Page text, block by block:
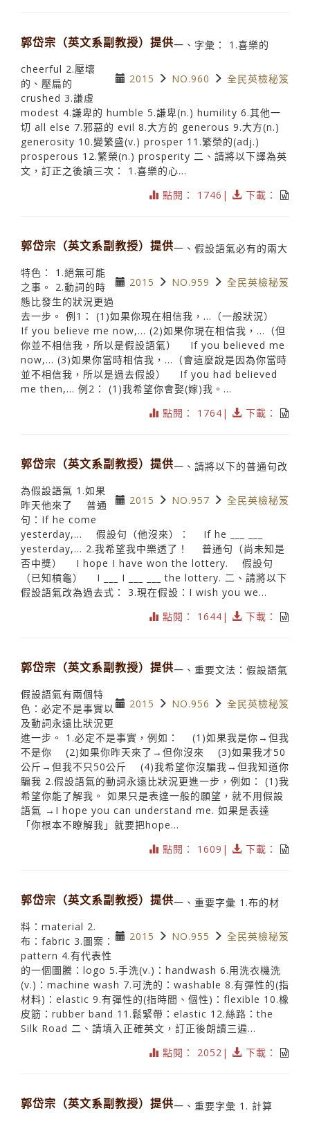
郭岱宗（英文系副教授）提供
2015 NO.960 全民英檢秘笈
一、字彙： 1.喜樂的
cheerful 2.壓壞
的、壓扁的
crushed 3.謙虛
modest 4.謙卑的 humble 5.謙卑(n.) humility 6.其他一
切 all else 7.邪惡的 evil 8.大方的 generous 9.大方(n.)
generosity 10.變繁盛(v.) prosper 11.繁榮的(adj.)
prosperous 12.繁榮(n.) prosperity 二、請將以下譯為英
文，訂正之後讀三次： 1.喜樂的心...
點閱： 1746|
下載：
郭岱宗（英文系副教授）提供
2015 NO.959 全民英檢秘笈
一、假設語氣必有的兩大
特色： 1.絕無可能
之事。 2.動詞的時
態比發生的狀況更過
去一步。 例1： (1)如果你現在相信我，…（一般狀況）
If you believe me now,… (2)如果你現在相信我，…（但
你並不相信我，所以是假設語氣） If you believed me
now,… (3)如果你當時相信我，…（會這麼說是因為你當時
並不相信我，所以是過去假設） If you had believed
me then,… 例2： (1)我希望你會娶(嫁)我。...
點閱： 1764|
下載：
郭岱宗（英文系副教授）提供
2015 NO.957 全民英檢秘笈
一、請將以下的普通句改
為假設語氣 1.如果
昨天他來了 普通
句：If he come
yesterday,... 假設句（他沒來）： If he ___ ___
yesterday,... 2.我希望我中樂透了！ 普通句（尚未知是
否中獎） I hope I have won the lottery. 假設句
（已知槓龜） I ___ I ___ ___ the lottery. 二、請將以下
假設語氣改為過去式： 3.現在假設：I wish you we...
點閱： 1644|
下載：
郭岱宗（英文系副教授）提供
2015 NO.956 全民英檢秘笈
一、重要文法：假設語氣
假設語氣有兩個特
色：必定不是事實以
及動詞永遠比狀況更
進一步。 1.必定不是事實，例如： (1)如果我是你→但我
不是你 (2)如果你昨天來了→但你沒來 (3)如果我才50
公斤→但我不只50公斤 (4)我希望你沒騙我→但我知道你
騙我 2.假設語氣的動詞永遠比狀況更進一步，例如： (1)我
希望你能了解我。 如果只是表達一般的願望，就不用假設
語氣 →I hope you can understand me. 如果是表達
「你根本不瞭解我」就要把hope...
點閱： 1609|
下載：
郭岱宗（英文系副教授）提供
2015 NO.955 全民英檢秘笈
一、重要字彙 1.布的材
料：material 2.
布：fabric 3.圖案：
pattern 4.有代表性
的一個圖騰：logo 5.手洗(v.)：handwash 6.用洗衣機洗
(v.)：machine wash 7.可洗的：washable 8.有彈性的(指
材料)：elastic 9.有彈性的(指時間、個性)：flexible 10.橡
皮筋：rubber band 11.鬆緊帶：elastic 12.絲路：the
Silk Road 二、請填入正確英文，訂正後朗讀三遍...
點閱： 2052|
下載：
郭岱宗（英文系副教授）提供一、重要字彙 1. 計算